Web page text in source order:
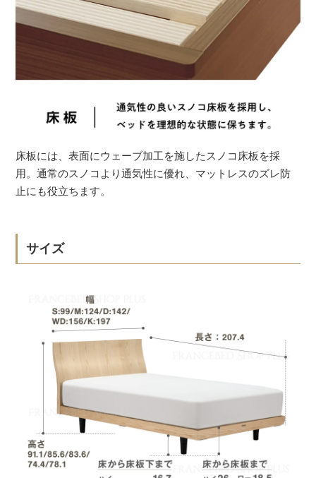
床板には、表面にウェーブ加工を施したスノコ床板を採
用。通常のスノコより通気性に優れ、マットレスのズレ防
止にも役立ちます。
サイズ